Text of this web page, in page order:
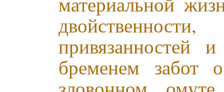
привязанностей
бременем забот